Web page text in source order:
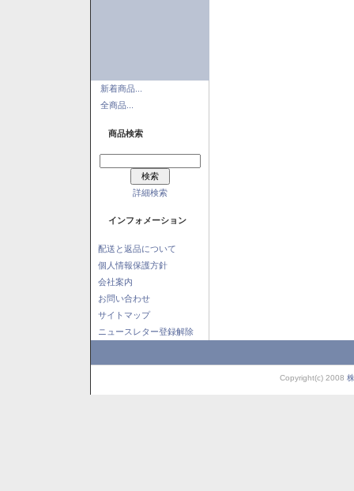
新着商品...
全商品...
商品検索
詳細検索
インフォメーション
配送と返品について
個人情報保護方針
会社案内
お問い合わせ
サイトマップ
ニュースレター登録解除
Copyright(c) 2008